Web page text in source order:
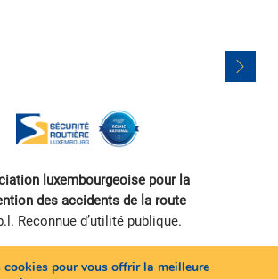
luxembourgeoise pour la
des accidents de la route
Reconnue d’utilité publique.
cookies pour vous offrir la meilleure